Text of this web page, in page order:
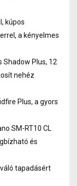
kúpos
a kényelmes
Shadow Plus, 12
nehéz
Plus, a gyors
SM-RT10 CL
és
tapadásért